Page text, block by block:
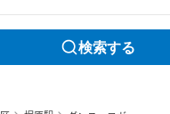
検索する